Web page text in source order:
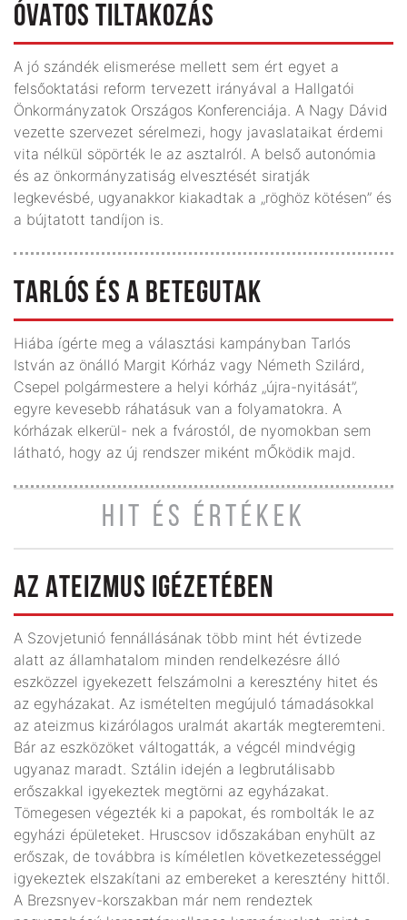
ÓVATOS TILTAKOZÁS
A jó szándék elismerése mellett sem ért egyet a
felsőoktatási reform tervezett irányával a Hallgatói
Önkormányzatok Országos Konferenciája. A Nagy Dávid
vezette szervezet sérelmezi, hogy javaslataikat érdemi
vita nélkül söpörték le az asztalról. A belső autonómia
és az önkormányzatiság elvesztését siratják
legkevésbé, ugyanakkor kiakadtak a „röghöz kötésen” és
a bújtatott tandíjon is.
TARLÓS ÉS A BETEGUTAK
Hiába ígérte meg a választási kampányban Tarlós
István az önálló Margit Kórház vagy Németh Szilárd,
Csepel polgármestere a helyi kórház „újra-nyitását”,
egyre kevesebb ráhatásuk van a folyamatokra. A
kórházak elkerül- nek a fvárostól, de nyomokban sem
látható, hogy az új rendszer miként mŐködik majd.
HIT ÉS ÉRTÉKEK
AZ ATEIZMUS IGÉZETÉBEN
A Szovjetunió fennállásának több mint hét évtizede
alatt az államhatalom minden rendelkezésre álló
eszközzel igyekezett felszámolni a keresztény hitet és
az egyházakat. Az ismételten megújuló támadásokkal
az ateizmus kizárólagos uralmát akarták megteremteni.
Bár az eszközöket váltogatták, a végcél mindvégig
ugyanaz maradt. Sztálin idején a legbrutálisabb
erőszakkal igyekeztek megtörni az egyházakat.
Tömegesen végezték ki a papokat, és rombolták le az
egyházi épületeket. Hruscsov időszakában enyhült az
erőszak, de továbbra is kíméletlen következetességgel
igyekeztek elszakítani az embereket a keresztény hittől.
A Brezsnyev-korszakban már nem rendeztek